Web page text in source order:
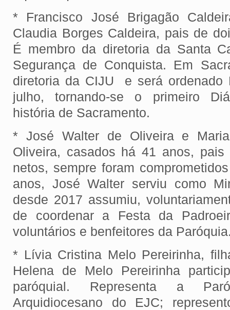
* Francisco José Brigagão
Claudia Borges Caldeira, pais de
É membro da diretoria da Santa
Segurança de Conquista. Em
diretoria da CIJU e será
julho, tornando-se o primeiro
história de Sacramento.
* José Walter de Oliveira e
Oliveira, casados há 41 anos,
netos, sempre foram
anos, José Walter serviu como
desde 2017 assumiu,
de coordenar a Festa da
voluntários e benfeitores da
* Lívia Cristina Melo Pereirinha,
Helena de Melo Pereirinha
paróquial. Representa a
Arquidiocesano do EJC;